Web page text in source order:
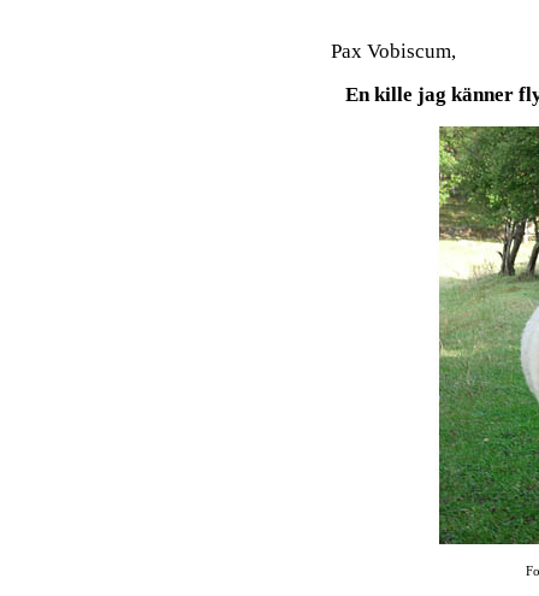
Pax Vobiscum,
En kille jag känner